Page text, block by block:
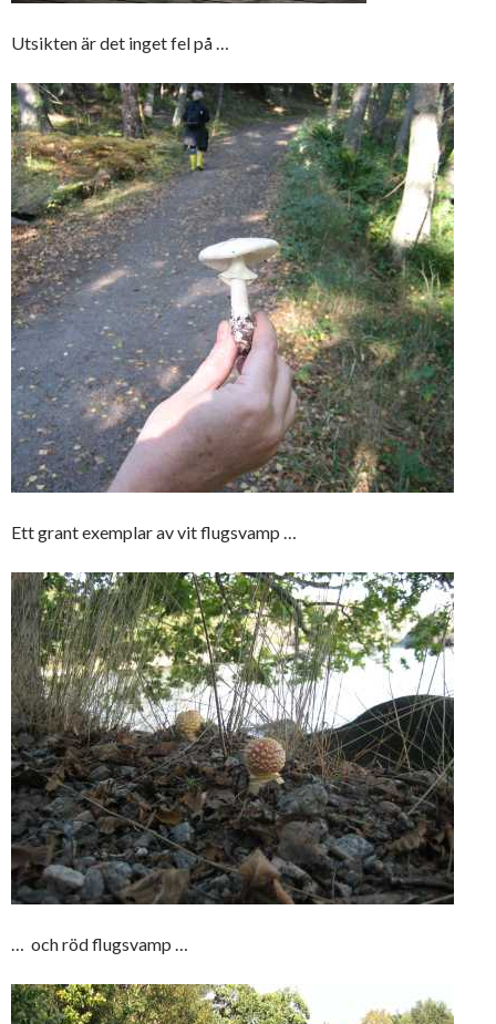
Utsikten är det inget fel på …
Ett grant exemplar av vit flugsvamp …
… och röd flugsvamp …